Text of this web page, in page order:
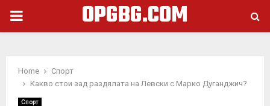
PRIMARY
OPGBG.COM
Home
Спорт
Какво стои зад раздялата на Левски с Марко Дуганджич?
Спорт